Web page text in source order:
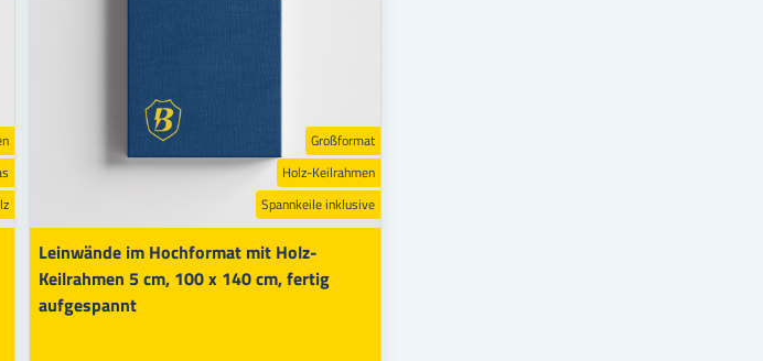
Großformat
Holz-Keilrahmen
Spannkeile inklusive
Leinwände im Hochformat mit Holz-
Keilrahmen 5 cm, 100 x 140 cm, fertig
aufgespannt